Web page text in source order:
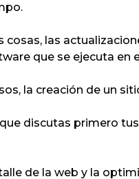
cosas, las
que se ejecuta en
la creación de un
discutas primero
de la web y la